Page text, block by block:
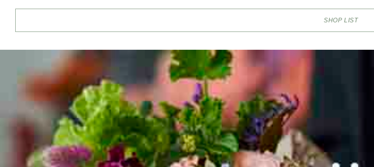
SHOP LIST